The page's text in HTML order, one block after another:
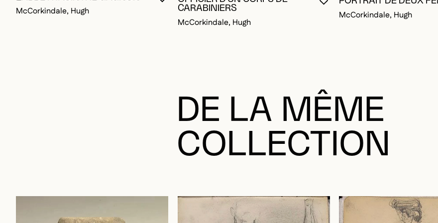
McCorkindale, Hugh
McCorkindale, Hugh
McCorkindale, Hugh
DE LA MÊME
COLLECTION